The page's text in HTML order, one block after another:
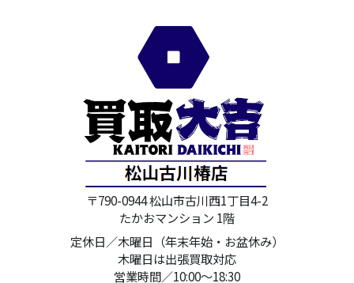
〒790-0944 松山市古川西1丁目4-2
たかおマンション 1階
定休日／木曜日（年末年始・お盆休み）
木曜日は出張買取対応
営業時間／10:00～18:30